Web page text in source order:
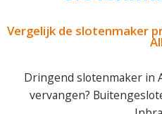
Vergelijk de slotenmaker
Dringend slotenmaker in
vervangen?